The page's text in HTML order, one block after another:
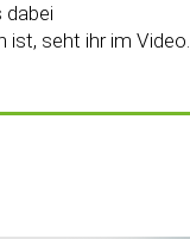
dabei
ist, seht ihr im Video.